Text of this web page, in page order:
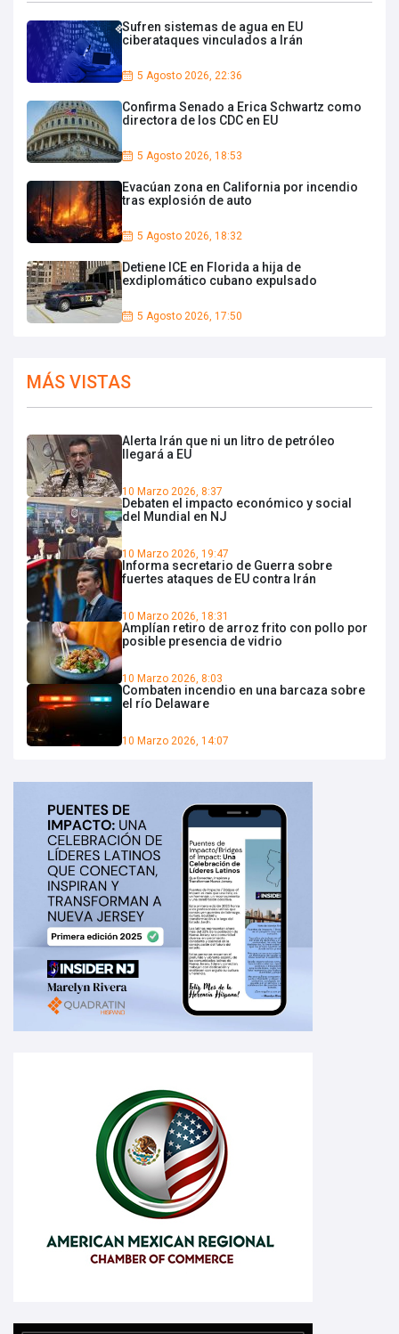
Sufren sistemas de agua en EU
ciberataques vinculados a Irán
5 Agosto 2026, 22:36
Confirma Senado a Erica Schwartz como
directora de los CDC en EU
5 Agosto 2026, 18:53
Evacúan zona en California por incendio
tras explosión de auto
5 Agosto 2026, 18:32
Detiene ICE en Florida a hija de
exdiplomático cubano expulsado
5 Agosto 2026, 17:50
MÁS VISTAS
Alerta Irán que ni un litro de petróleo
llegará a EU
10 Marzo 2026, 8:37
Debaten el impacto económico y social
del Mundial en NJ
10 Marzo 2026, 19:47
Informa secretario de Guerra sobre
fuertes ataques de EU contra Irán
10 Marzo 2026, 18:31
Amplían retiro de arroz frito con pollo por
posible presencia de vidrio
10 Marzo 2026, 8:03
Combaten incendio en una barcaza sobre
el río Delaware
10 Marzo 2026, 14:07